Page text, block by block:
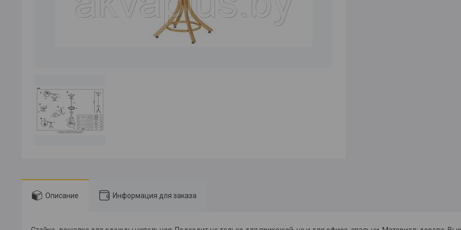
Описание Информация для заказа